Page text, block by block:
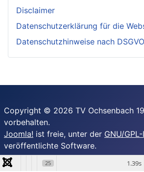
Disclaimer
Datenschutzerklärung für die
Datenschutzhinweise nach DSGVO
Copyright © 2026 TV Ochsenbach
vorbehalten.
Joomla! ist freie, unter der GNU/
veröffentlichte Software.
25 1.39s